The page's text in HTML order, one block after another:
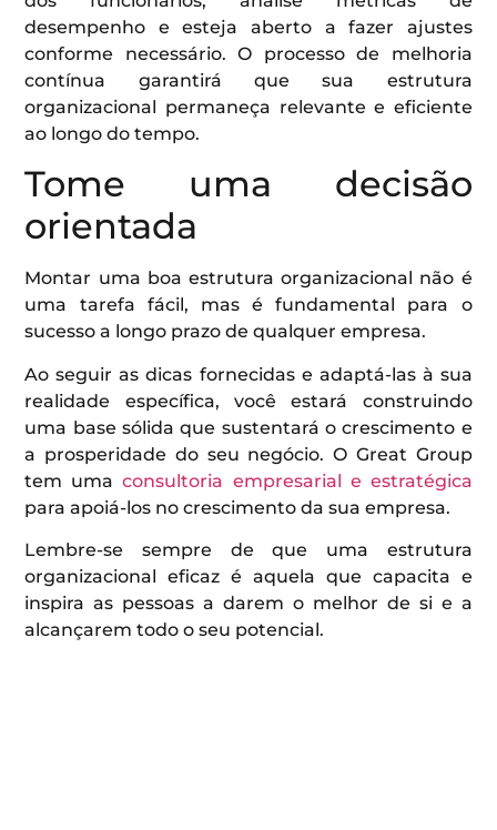
desempenho e esteja aberto a fazer ajustes
conforme necessário. O processo de melhoria
contínua garantirá que sua estrutura
organizacional permaneça relevante e eficiente
ao longo do tempo.
Tome uma decisão
orientada
Montar uma boa estrutura organizacional não é
uma tarefa fácil, mas é fundamental para o
sucesso a longo prazo de qualquer empresa.
Ao seguir as dicas fornecidas e adaptá-las à sua
realidade específica, você estará construindo
uma base sólida que sustentará o crescimento e
a prosperidade do seu negócio. O Great Group
tem umaconsultoria empresarial e estratégica
para apoiá-los no crescimento da sua empresa.
Lembre-se sempre de que uma estrutura
organizacional eficaz é aquela que capacita e
inspira as pessoas a darem o melhor de si e a
alcançarem todo o seu potencial.